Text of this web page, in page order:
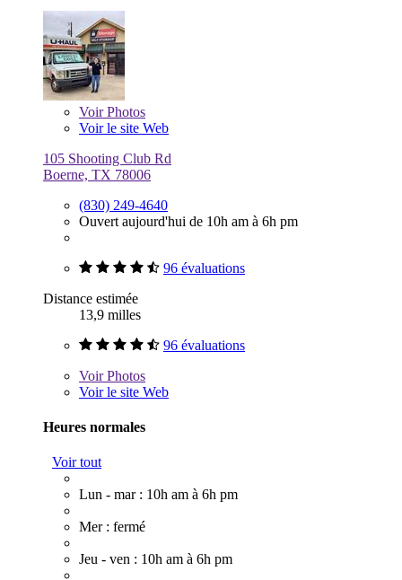
VoirPhotos
Voir le site Web
105 Shooting Club Rd
Boerne, TX 78006
(830) 249-4640
Ouvert aujourd'hui de 10h am à 6h pm
96 évaluations
Distance estimée
13,9 milles
96 évaluations
VoirPhotos
Voir le site Web
Heures normales
Voir tout
Lun - mar : 10h am à 6h pm
Mer : fermé
Jeu - ven : 10h am à 6h pm